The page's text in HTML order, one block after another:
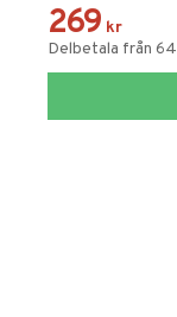
269 kr
Delbetala från